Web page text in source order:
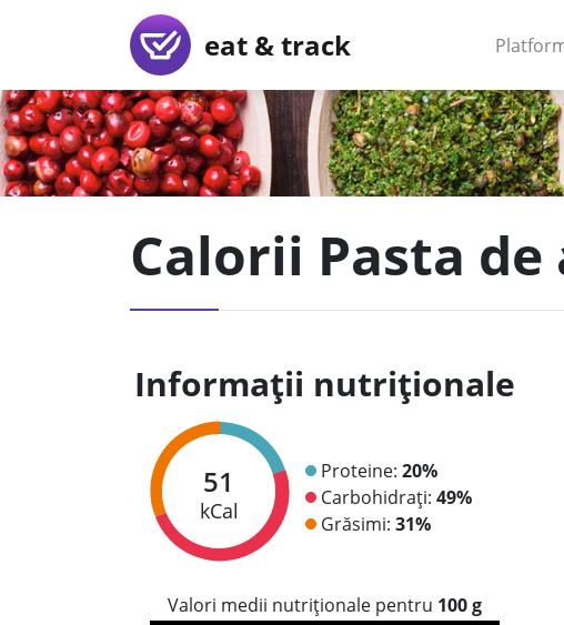
eat & track
Calorii Pasta
Informații nutriționale
51
kCal
Proteine: 20%
Carbohidrați: 49%
Grăsimi: 31%
Valori medii nutriționale pentru 100 g